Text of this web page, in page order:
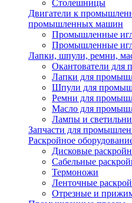
Столешницы
Двигатели к
промышленных машин
Промышленные
Промышленные
Лапки, шпули, ремни,
Окантователи
Лапки для
Шпули для
Ремни для
Масло для
Лампы и
Запчасти для
Раскройное
Дисковые
Сабельные
Термоножи
Ленточные
Отрезные и